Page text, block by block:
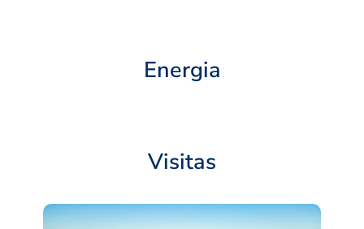
Energia
Visitas